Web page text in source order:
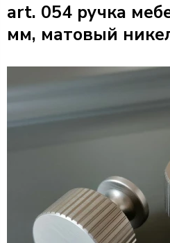
art. 054 ручка
мм, матовый